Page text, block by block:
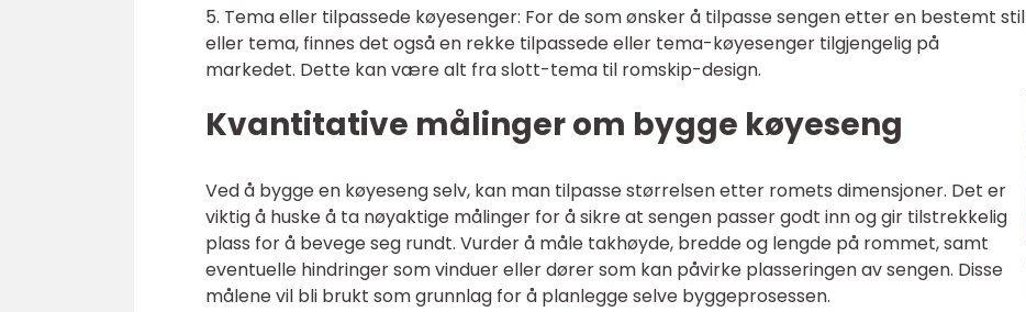
5. Tema eller tilpassede køyesenger: For de som ønsker å tilpasse sengen etter en bestemt stil
eller tema, finnes det også en rekke tilpassede eller tema-køyesenger tilgjengelig på
markedet. Dette kan være alt fra slott-tema til romskip-design.
Kvantitative målinger om bygge køyeseng
Ved å bygge en køyeseng selv, kan man tilpasse størrelsen etter romets dimensjoner. Det er
viktig å huske å ta nøyaktige målinger for å sikre at sengen passer godt inn og gir tilstrekkelig
plass for å bevege seg rundt. Vurder å måle takhøyde, bredde og lengde på rommet, samt
eventuelle hindringer som vinduer eller dører som kan påvirke plasseringen av sengen. Disse
målene vil bli brukt som grunnlag for å planlegge selve byggeprosessen.